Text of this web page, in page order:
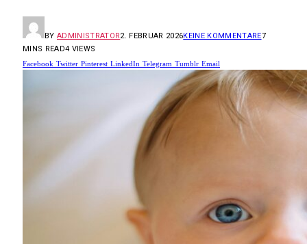
BY ADMINISTRATOR2. FEBRUAR 2026KEINE KOMMENTARE7
MINS READ4 VIEWS
Facebook Twitter Pinterest LinkedIn Telegram Tumblr Email